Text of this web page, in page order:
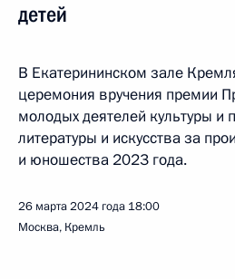
детей
В Екатерининском зале
церемония вручения премии
молодых деятелей культуры и
литературы и искусства за
и юношества 2023 года.
26 марта 2024 года 18:00
Москва, Кремль